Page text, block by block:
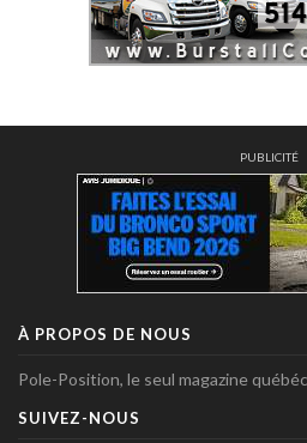
PUBLICITÉ
À PROPOS DE NOUS
Pole-Position, le seul magazine
SUIVEZ-NOUS